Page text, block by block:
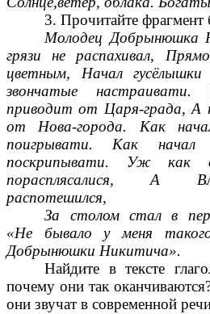
3. Прочитайте
Молодец Добрынюшка
грязи не распахивал,
цветным, Начал
звончатые
приводит от Царя-града, А
от Нова-города. Как
поигрывати. Как
поскрипывати. Уж
порасплясалися, А
распотешился,
За столом стал в
«Не бывало у меня
Добрынюшки Никитича».
Найдите в тексте
почему они так
они звучат в современной